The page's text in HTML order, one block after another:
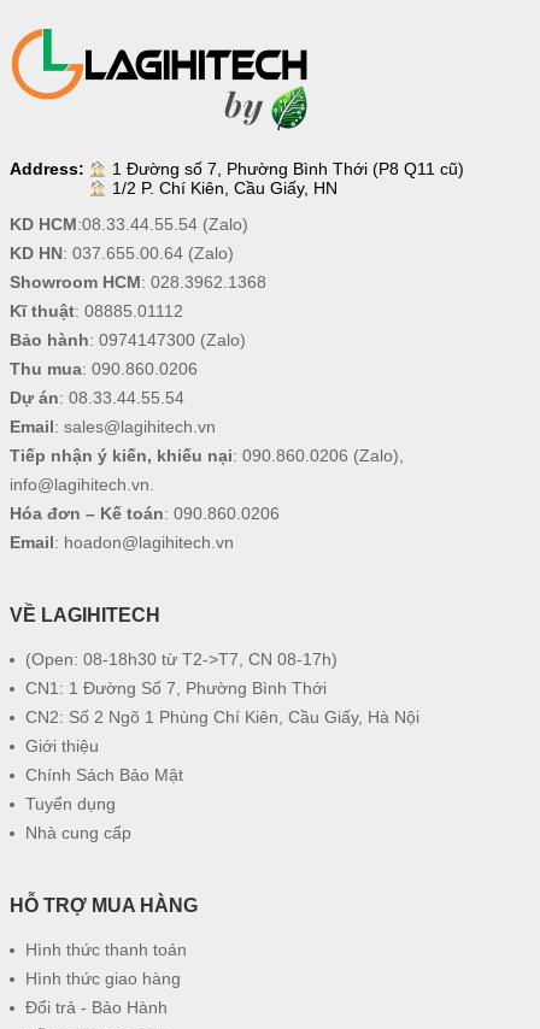
Address:
1 Đường số 7, Phường Bình Thới (P8 Q11 cũ)
1/2 P. Chí Kiên, Cầu Giấy, HN
KD HCM:08.33.44.55.54(Zalo)
KD HN: 037.655.00.64(Zalo)
Showroom HCM: 028.3962.1368
Kĩ thuật: 08885.01112
Bảo hành: 0974147300(Zalo)
Thu mua: 090.860.0206
Dự án: 08.33.44.55.54
Email: sales@lagihitech.vn
Tiếp nhận ý kiến, khiếu nại: 090.860.0206 (Zalo),
info@lagihitech.vn.
Hóa đơn – Kế toán: 090.860.0206
Email: hoadon@lagihitech.vn
VỀ LAGIHITECH
(Open: 08-18h30 từ T2->T7, CN 08-17h)
CN1: 1 Đường Số 7, Phường Bình Thới
CN2: Số 2 Ngõ 1 Phùng Chí Kiên, Cầu Giấy, Hà Nội
Giới thiệu
Chính Sách Bảo Mật
Tuyển dụng
Nhà cung cấp
HỖ TRỢ MUA HÀNG
Hình thức thanh toán
Hình thức giao hàng
Đổi trả - Bảo Hành